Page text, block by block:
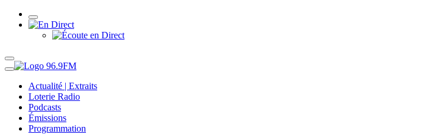
Actualité | Extraits
Loterie Radio
Podcasts
Émissions
Programmation